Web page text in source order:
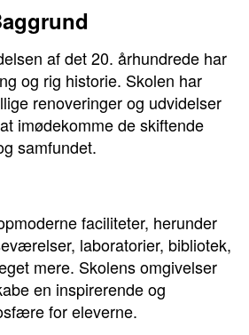
af det 20. århundrede har
og rig historie. Skolen har
renoveringer og udvidelser
imødekomme de skiftende
samfundet.
faciliteter, herunder
laboratorier, bibliotek,
mere. Skolens omgivelser
en inspirerende og
for eleverne.